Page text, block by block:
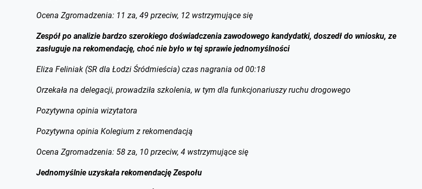
Ocena Zgromadzenia: 11 za, 49 przeciw, 12 wstrzymujące się
Zespół po analizie bardzo szerokiego doświadczenia zawodowego kandydatki, doszedł do wniosku, ze
zasługuje na rekomendację, choć nie było w tej sprawie jednomyślności
Eliza Feliniak (SR dla Łodzi Śródmieścia) czas nagrania od 00:18
Orzekała na delegacji, prowadziła szkolenia, w tym dla funkcjonariuszy ruchu drogowego
Pozytywna opinia wizytatora
Pozytywna opinia Kolegium z rekomendacją
Ocena Zgromadzenia: 58 za, 10 przeciw, 4 wstrzymujące się
Jednomyślnie uzyskała rekomendację Zespołu